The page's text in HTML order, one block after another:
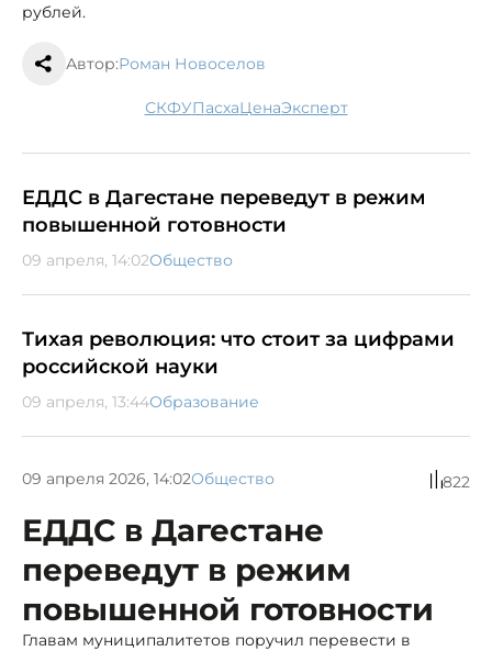
рублей.
Автор:Роман Новоселов
СКФУ Пасха цена эксперт
ЕДДС в Дагестане переведут в режим
повышенной готовности
09 апреля, 14:02Общество
Тихая революция: что стоит за цифрами
российской науки
09 апреля, 13:44Образование
09 апреля 2026, 14:02Общество 822
ЕДДС в Дагестане
переведут в режим
повышенной готовности
Главам муниципалитетов поручил перевести в